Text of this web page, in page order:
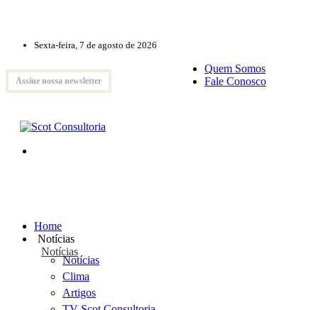
Sexta-feira, 7 de agosto de 2026
Assine nossa newsletter
Quem Somos
Fale Conosco
Home
Notícias
Notícias
Notícias
Clima
Artigos